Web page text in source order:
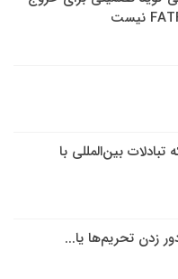
بین‌المللی با